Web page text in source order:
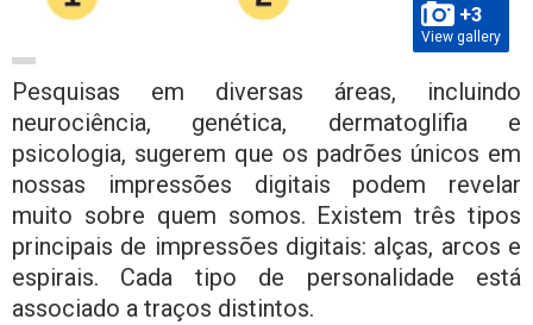
+3
View gallery
Pesquisas em diversas áreas, incluindo
neurociência, genética, dermatoglifia e
psicologia, sugerem que os padrões únicos em
nossas impressões digitais podem revelar
muito sobre quem somos. Existem três tipos
principais de impressões digitais: alças, arcos e
espirais. Cada tipo de personalidade está
associado a traços distintos.